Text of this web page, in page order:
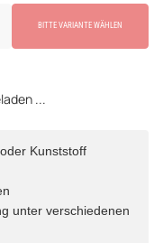
BITTE VARIANTE WÄHLEN
...
Kunststoff
unter verschiedenen